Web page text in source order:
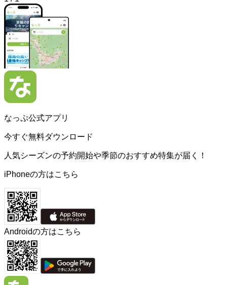
なっぷ公式アプリ
今すぐ無料ダウンロード
人気シーズンの予約開始や季節のおすすめ特集が届く！
iPhoneの方はこちら
Androidの方はこちら